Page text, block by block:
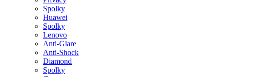
Spolky
Huawei
Spolky
Lenovo
Anti-Glare
Anti-Shock
Diamond
Spolky